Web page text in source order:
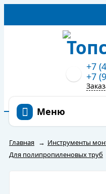
+7
+7
Меню
Главная → Инструменты
Для полипропиленовых труб